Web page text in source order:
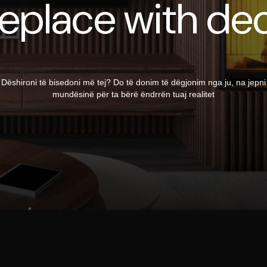
with
Dëshironi të bisedoni më tej? Do të donim të dëgjonim nga ju, na jepni
mundësinë për ta bërë ëndrrën tuaj realitet